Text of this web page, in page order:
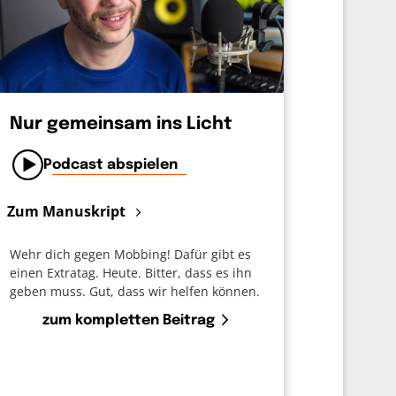
Nur gemeinsam ins Licht
Podcast abspielen
Zum Manuskript
Wehr dich gegen Mobbing! Dafür gibt es
einen Extratag. Heute. Bitter, dass es ihn
geben muss. Gut, dass wir helfen können.
zum kompletten Beitrag